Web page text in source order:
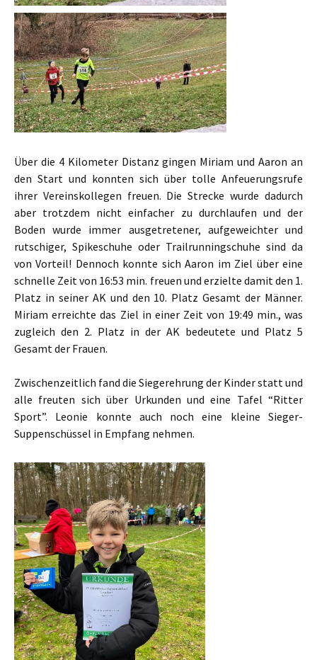
Über die 4 Kilometer Distanz gingen Miriam und Aaron an
den Start und konnten sich über tolle Anfeuerungsrufe
ihrer Vereinskollegen freuen. Die Strecke wurde dadurch
aber trotzdem nicht einfacher zu durchlaufen und der
Boden wurde immer ausgetretener, aufgeweichter und
rutschiger, Spikeschuhe oder Trailrunningschuhe sind da
von Vorteil! Dennoch konnte sich Aaron im Ziel über eine
schnelle Zeit von 16:53 min. freuen und erzielte damit den 1.
Platz in seiner AK und den 10. Platz Gesamt der Männer.
Miriam erreichte das Ziel in einer Zeit von 19:49 min., was
zugleich den 2. Platz in der AK bedeutete und Platz 5
Gesamt der Frauen.
Zwischenzeitlich fand die Siegerehrung der Kinder statt und
alle freuten sich über Urkunden und eine Tafel “Ritter
Sport”. Leonie konnte auch noch eine kleine Sieger-
Suppenschüssel in Empfang nehmen.